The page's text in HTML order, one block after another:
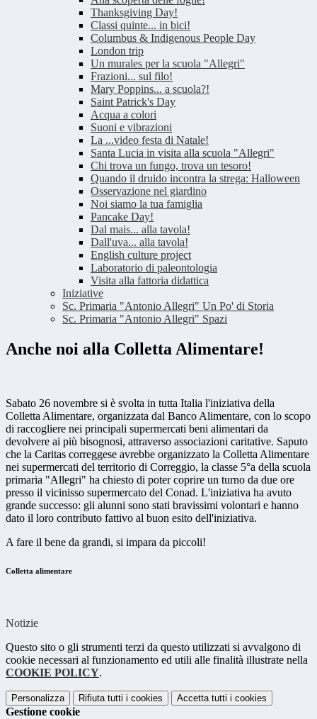
Thanksgiving Day!
Classi quinte... in bici!
Columbus & Indigenous People Day
London trip
Un murales per la scuola "Allegri"
Frazioni... sul filo!
Mary Poppins... a scuola?!
Saint Patrick's Day
Acqua a colori
Suoni e vibrazioni
La ...video festa di Natale!
Santa Lucia in visita alla scuola "Allegri"
Chi trova un fungo, trova un tesoro!
Quando il druido incontra la strega: Halloween
Osservazione nel giardino
Noi siamo la tua famiglia
Pancake Day!
Dal mais... alla tavola!
Dall'uva... alla tavola!
English culture project
Laboratorio di paleontologia
Visita alla fattoria didattica
Iniziative
Sc. Primaria "Antonio Allegri" Un Po' di Storia
Sc. Primaria "Antonio Allegri" Spazi
Anche noi alla Colletta Alimentare!
Sabato 26 novembre si è svolta in tutta Italia l'iniziativa della
Colletta Alimentare, organizzata dal Banco Alimentare, con lo scopo
di raccogliere nei principali supermercati beni alimentari da
devolvere ai più bisognosi, attraverso associazioni caritative. Saputo
che la Caritas correggese avrebbe organizzato la Colletta Alimentare
nei supermercati del territorio di Correggio, la classe 5°a della scuola
primaria "Allegri" ha chiesto di poter coprire un turno da due ore
presso il vicinisso supermercato del Conad. L'iniziativa ha avuto
grande successo: gli alunni sono stati bravissimi volontari e hanno
dato il loro contributo fattivo al buon esito dell'iniziativa.
A fare il bene da grandi, si impara da piccoli!
Colletta alimentare
Notizie
Questo sito o gli strumenti terzi da questo utilizzati si avvalgono di
cookie necessari al funzionamento ed utili alle finalità illustrate nella
COOKIE POLICY.
Personalizza Rifiuta tutti i cookies Accetta tutti i cookies
Gestione cookie